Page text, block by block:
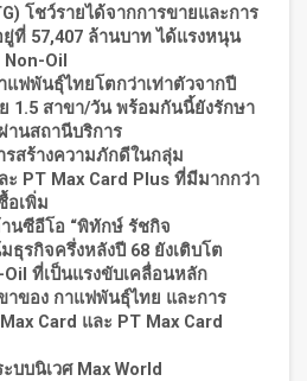
โชว์รายได้จากการขายและการ
ที่ 57,407 ล้านบาท ได้แรงหนุน
Non-Oil
แฟพันธุ์ไทยโตกว่าเท่าตัวจากปี
1.5 สาขา/วัน พร้อมกันนี้ยังรักษา
านสถานีบริการ
รสร้างความภักดีในกลุ่ม
ะ PT Max Card Plus ที่มีมากกว่า
อเพิ่ม
นซีอีโอ “พิทักษ์ รัชกิจ
ธุรกิจครึ่งหลังปี 68 ยังเติบโต
Oil ที่เป็นแรงขับเคลื่อนหลัก
ของ กาแฟพันธุ์ไทย และการ
Card และ PT Max Card
บบนิเวศ Max World